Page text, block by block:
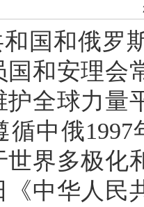
国和俄罗
国和安理会
护全球力量
循中俄
世界多极化
《中华人